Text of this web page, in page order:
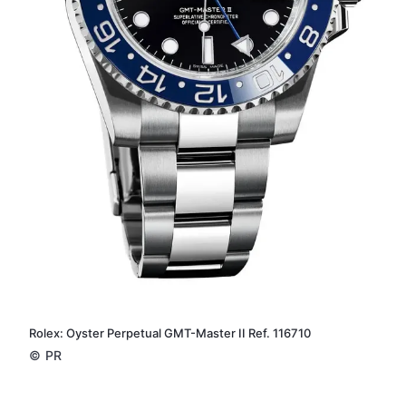
Rolex: Oyster Perpetual GMT-Master II Ref. 116710
© PR